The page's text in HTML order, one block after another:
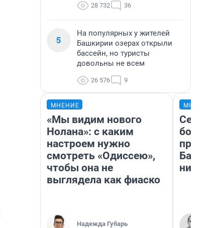
28 732 36
5
На популярных у жителей
Башкирии озерах открыли
бассейн, но туристы
довольны не всем
26 576 9
МНЕНИЕ
«Мы видим нового
Нолана»: с каким
настроем нужно
смотреть «Одиссею»,
чтобы она не
выглядела как фиаско
Надежда Губарь
них